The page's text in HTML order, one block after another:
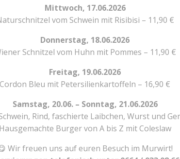
Mittwoch, 17.06.2026
vom Schwein mit Risibisi – 11,90 €
Donnerstag, 18.06.2026
Schnitzel vom Huhn mit Pommes – 11,90 €
Freitag, 19.06.2026
Cordon Bleu mit Petersilienkartoffeln – 16,90 €
Samstag, 20.06. – Sonntag, 21.06.2026
Rind, faschierte Laibchen, Wurst und
Hausgemachte Burger von A bis Z mit Coleslaw
Wir freuen uns auf euren Besuch im Murwirt!